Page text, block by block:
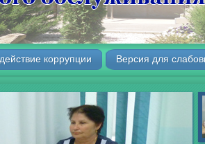
коррупции Версия для